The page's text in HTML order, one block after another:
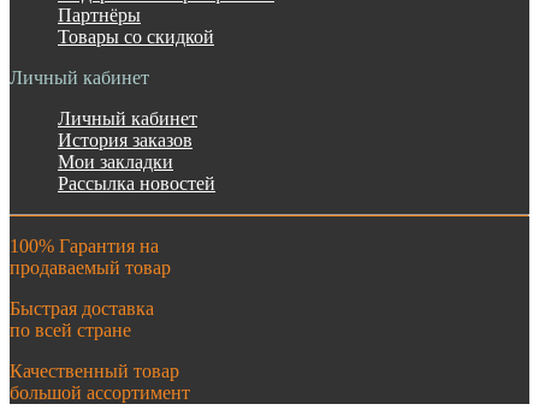
Партнёры
Товары со скидкой
Личный кабинет
Личный кабинет
История заказов
Мои закладки
Рассылка новостей
100% Гарантия на
продаваемый товар
Быстрая доставка
по всей стране
Качественный товар
большой ассортимент